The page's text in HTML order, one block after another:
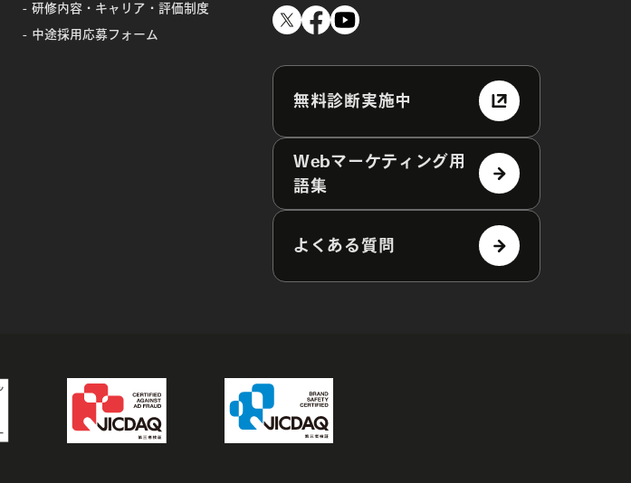
研修内容・キャリア・評価制度
中途採用応募フォーム
無料診断実施中
Webマーケティング用
語集
よくある質問